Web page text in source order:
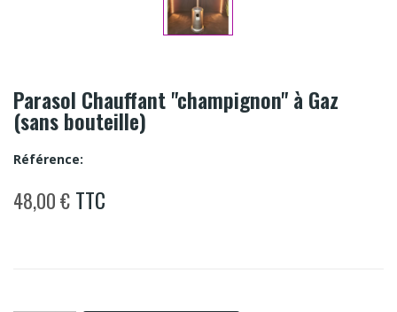
Parasol Chauffant "champignon" à Gaz
(sans bouteille)
Référence:
48,00 € TTC